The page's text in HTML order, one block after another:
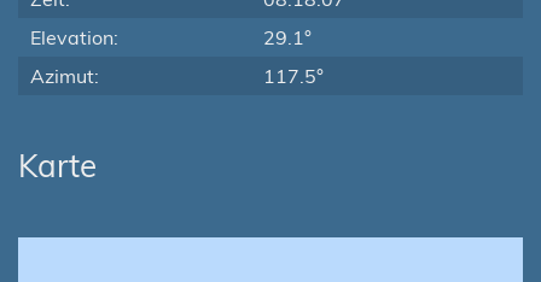
Elevation:
29.1°
Azimut:
117.5°
Karte